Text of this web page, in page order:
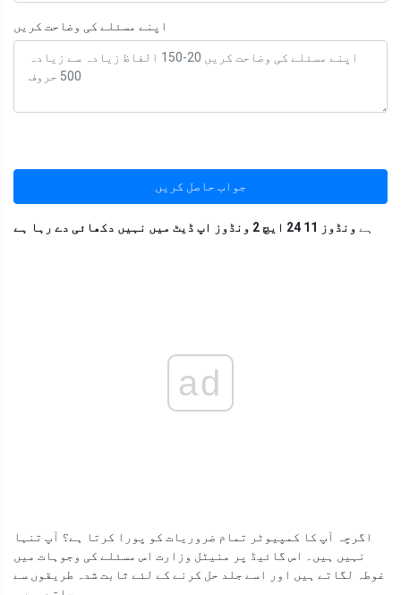
اپنے مسئلے کی وضاحت کریں
جواب حاصل کریں
ہے ونڈوز 11 24 ایچ 2 ونڈوز اپ ڈیٹ میں نہیں دکھائی دے رہا ہے
ad
اگرچہ آپ کا کمپیوٹر تمام ضروریات کو پورا کرتا ہے؟ آپ تنہا
نہیں ہیں۔ اس گائیڈ پر منیٹل وزارت اس مسئلے کی وجوہات میں
غوطہ لگاتے ہیں اور اسے جلد حل کرنے کے لئے ثابت شدہ طریقوں سے